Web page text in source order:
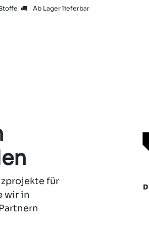
Ab Lager lieferbar
für
wir in